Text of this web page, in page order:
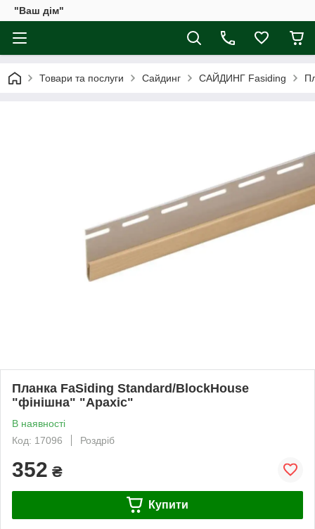
"Ваш дім"
Товари та послуги Сайдинг САЙДИНГ Fasiding
Планка FaSiding Standard/BlockHouse
"фінішна" "Арахіс"
В наявності
Код: 17096
Роздріб
352 ₴
Купити